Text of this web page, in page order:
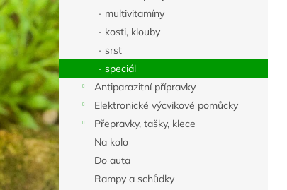
p
a
n
e
l
- multivitamíny
- kosti, klouby
- srst
- speciál
Antiparazitní přípravky
Elektronické výcvikové pomůcky
Přepravky, tašky, klece
Na kolo
Do auta
Rampy a schůdky